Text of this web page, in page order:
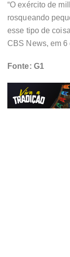
“O exército de
rosqueando
esse tipo de
CBS News, em 6
Fonte: G1